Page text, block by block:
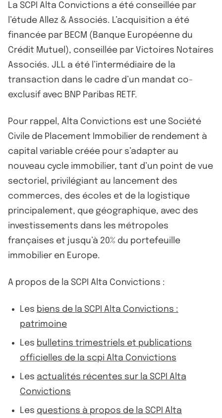
La SCPI Alta Convictions a été conseillée par
l’étude Allez & Associés. L’acquisition a été
financée par BECM (Banque Européenne du
Crédit Mutuel), conseillée par Victoires Notaires
Associés. JLL a été l’intermédiaire de la
transaction dans le cadre d’un mandat co-
exclusif avec BNP Paribas RETF.
Pour rappel, Alta Convictions est une Société
Civile de Placement Immobilier de rendement à
capital variable créée pour s’adapter au
nouveau cycle immobilier, tant d’un point de vue
sectoriel, privilégiant au lancement des
commerces, des écoles et de la logistique
principalement, que géographique, avec des
investissements dans les métropoles
françaises et jusqu’à 20% du portefeuille
immobilier en Europe.
A propos de la SCPI Alta Convictions :
Les biens de la SCPI Alta Convictions :
patrimoine
Les bulletins trimestriels et publications
officielles de la scpi Alta Convictions
Les actualités récentes sur la SCPI Alta
Convictions
Les questions à propos de la SCPI Alta